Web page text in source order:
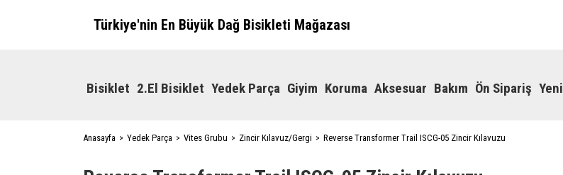
Türkiye'nin En Büyük Dağ Bisikleti Mağazası
Bisiklet 2.El Bisiklet Yedek Parça Giyim Koruma Aksesuar Bakım Ön Sipariş Yeni
Anasayfa Yedek Parça Vites Grubu Zincir Kılavuz/Gergi Reverse Transformer Trail ISCG-05 Zincir Kılavuzu